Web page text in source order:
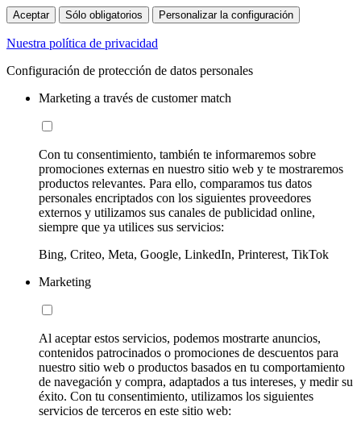
Aceptar Sólo obligatorios Personalizar la configuración
Nuestra política de privacidad
Configuración de protección de datos personales
Marketing a través de customer match
Con tu consentimiento, también te informaremos sobre
promociones externas en nuestro sitio web y te mostraremos
productos relevantes. Para ello, comparamos tus datos
personales encriptados con los siguientes proveedores
externos y utilizamos sus canales de publicidad online,
siempre que ya utilices sus servicios:
Bing, Criteo, Meta, Google, LinkedIn, Printerest, TikTok
Marketing
Al aceptar estos servicios, podemos mostrarte anuncios,
contenidos patrocinados o promociones de descuentos para
nuestro sitio web o productos basados en tu comportamiento
de navegación y compra, adaptados a tus intereses, y medir su
éxito. Con tu consentimiento, utilizamos los siguientes
servicios de terceros en este sitio web: